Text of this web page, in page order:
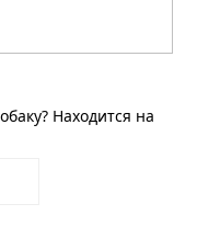
Находится на